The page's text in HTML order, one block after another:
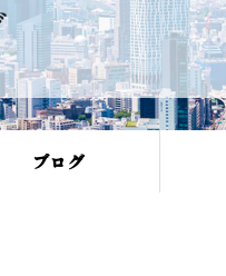
ブログ